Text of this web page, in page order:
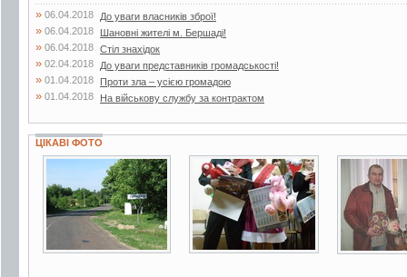
» 06.04.2018 До уваги власників зброї!
» 06.04.2018 Шановні жителі м. Бершаді!
» 06.04.2018 Стіл знахідок
» 02.04.2018 До уваги представників громадськості!
» 01.04.2018 Проти зла – усією громадою
» 01.04.2018 На військову службу за контрактом
ЦІКАВІ ФОТО
5 фото 3 фото